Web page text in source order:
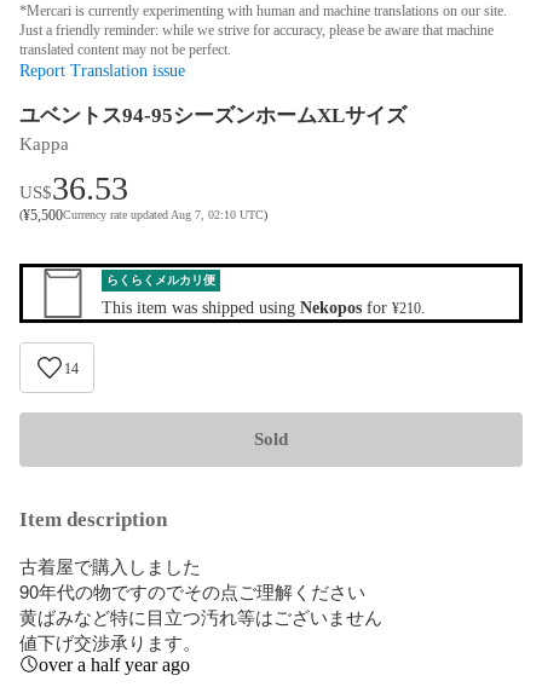
*Mercari is currently experimenting with human and machine translations on our site.
Just a friendly reminder: while we strive for accuracy, please be aware that machine
translated content may not be perfect.
Report Translation issue
ユベントス94-95シーズンホームXLサイズ
Kappa
US$36.53
(¥5,500Currency rate updated Aug 7, 02:10 UTC)
らくらくメルカリ便
This item was shipped using Nekopos for ¥210
14
Sold
Item description
古着屋で購入しました
90年代の物ですのでその点ご理解ください
黄ばみなど特に目立つ汚れ等はございません
値下げ交渉承ります。
over a half year ago